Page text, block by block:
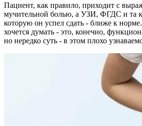
Пациент, как правило, приходит с
мучительной болью, а УЗИ, ФГДС и та
которую он успел сдать - ближе к
хочется думать - это, конечно,
но нередко суть - в этом плохо